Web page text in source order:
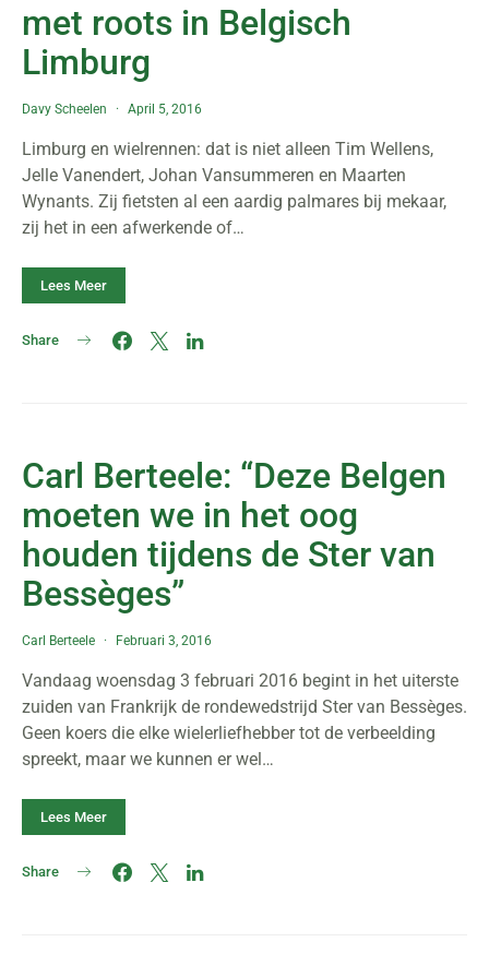
met roots in Belgisch
Limburg
Davy Scheelen April 5, 2016
Limburg en wielrennen: dat is niet alleen Tim Wellens,
Jelle Vanendert, Johan Vansummeren en Maarten
Wynants. Zij fietsten al een aardig palmares bij mekaar,
zij het in een afwerkende of…
Lees Meer
Share
Carl Berteele: “Deze Belgen
moeten we in het oog
houden tijdens de Ster van
Bessèges”
Carl Berteele Februari 3, 2016
Vandaag woensdag 3 februari 2016 begint in het uiterste
zuiden van Frankrijk de rondewedstrijd Ster van Bessèges.
Geen koers die elke wielerliefhebber tot de verbeelding
spreekt, maar we kunnen er wel…
Lees Meer
Share